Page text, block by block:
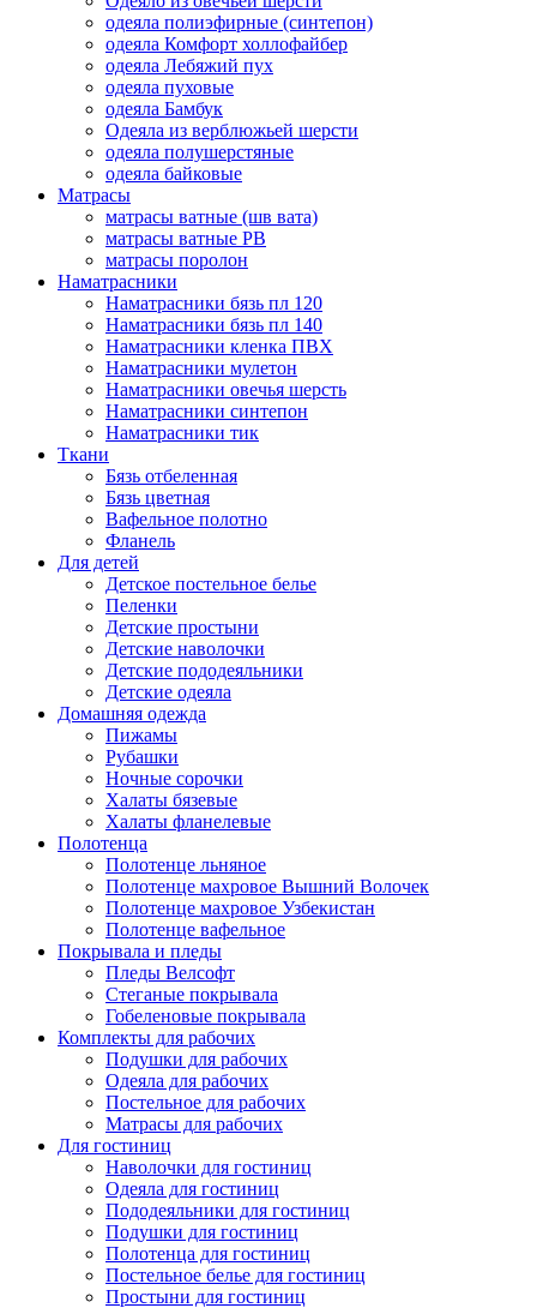
одеяла полиэфирные (синтепон)
одеяла Комфорт холлофайбер
одеяла Лебяжий пух
одеяла пуховые
одеяла Бамбук
Одеяла из верблюжьей шерсти
одеяла полушерстяные
одеяла байковые
Матрасы
матрасы ватные (шв вата)
матрасы ватные РВ
матрасы поролон
Наматрасники
Наматрасники бязь пл 120
Наматрасники бязь пл 140
Наматрасники кленка ПВХ
Наматрасники мулетон
Наматрасники овечья шерсть
Наматрасники синтепон
Наматрасники тик
Ткани
Бязь отбеленная
Бязь цветная
Вафельное полотно
Фланель
Для детей
Детское постельное белье
Пеленки
Детские простыни
Детские наволочки
Детские пододеяльники
Детские одеяла
Домашняя одежда
Пижамы
Рубашки
Ночные сорочки
Халаты бязевые
Халаты фланелевые
Полотенца
Полотенце льняное
Полотенце махровое Вышний Волочек
Полотенце махровое Узбекистан
Полотенце вафельное
Покрывала и пледы
Пледы Велсофт
Стеганые покрывала
Гобеленовые покрывала
Комплекты для рабочих
Подушки для рабочих
Одеяла для рабочих
Постельное для рабочих
Матрасы для рабочих
Для гостиниц
Наволочки для гостиниц
Одеяла для гостиниц
Пододеяльники для гостиниц
Подушки для гостиниц
Полотенца для гостиниц
Постельное белье для гостиниц
Простыни для гостиниц